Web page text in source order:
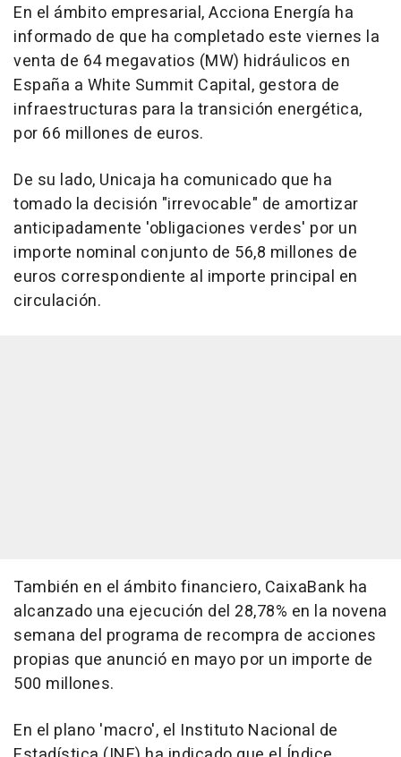
En el ámbito empresarial, Acciona Energía ha
informado de que ha completado este viernes la
venta de 64 megavatios (MW) hidráulicos en
España a White Summit Capital, gestora de
infraestructuras para la transición energética,
por 66 millones de euros.
De su lado, Unicaja ha comunicado que ha
tomado la decisión "irrevocable" de amortizar
anticipadamente 'obligaciones verdes' por un
importe nominal conjunto de 56,8 millones de
euros correspondiente al importe principal en
circulación.
También en el ámbito financiero, CaixaBank ha
alcanzado una ejecución del 28,78% en la novena
semana del programa de recompra de acciones
propias que anunció en mayo por un importe de
500 millones.
En el plano 'macro', el Instituto Nacional de